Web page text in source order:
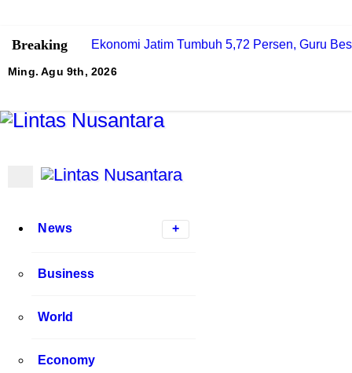
Breaking Ekonomi Jatim Tumbuh 5,72 Persen, Guru
Ming. Agu 9th, 2026
Lintas Nusantara
News
Business
World
Economy